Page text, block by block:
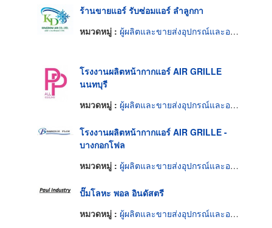
ร้านขายแอร์ รับซ่อมแอร์ ลำลูกกา
หมวดหมู่ : ผู้ผลิตและขายส่งอุปกรณ์และอะไหล่แอร์
โรงงานผลิตหน้ากากแอร์ AIR GRILLE
นนทบุรี
หมวดหมู่ : ผู้ผลิตและขายส่งอุปกรณ์และอะไหล่แอร์
โรงงานผลิตหน้ากากแอร์ AIR GRILLE -
บางกอกโฟล
หมวดหมู่ : ผู้ผลิตและขายส่งอุปกรณ์และอะไหล่แอร์
ปั๊มโลหะ พอล อินดัสตรี
หมวดหมู่ : ผู้ผลิตและขายส่งอุปกรณ์และอะไหล่แอร์